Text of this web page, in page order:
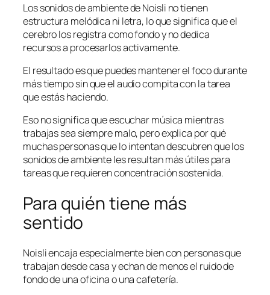
Los sonidos de ambiente de Noisli no tienen
estructura melódica ni letra, lo que significa que el
cerebro los registra como fondo y no dedica
recursos a procesarlos activamente.
El resultado es que puedes mantener el foco durante
más tiempo sin que el audio compita con la tarea
que estás haciendo.
Eso no significa que escuchar música mientras
trabajas sea siempre malo, pero explica por qué
muchas personas que lo intentan descubren que los
sonidos de ambiente les resultan más útiles para
tareas que requieren concentración sostenida.
Para quién tiene más
sentido
Noisli encaja especialmente bien con personas que
trabajan desde casa y echan de menos el ruido de
fondo de una oficina o una cafetería.